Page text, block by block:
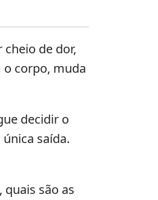
de dor,
o corpo, muda
decidir o
saída.
são as